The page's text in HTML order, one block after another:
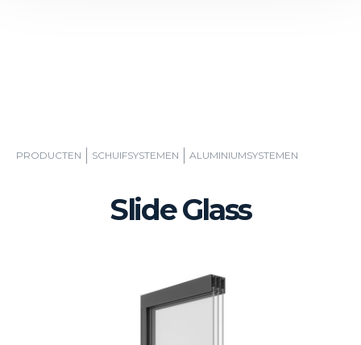
PRODUCTEN SCHUIFSYSTEMEN ALUMINIUMSYSTEMEN
Slide Glass